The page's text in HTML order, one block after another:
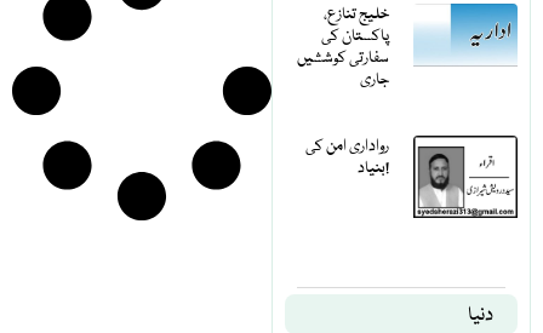
خلیج تنازع،
پاکستان کی
سفارتی کوششیں
جاری
رواداری امن کی
بنیاد!
دنیا